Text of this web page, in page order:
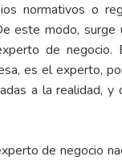
normativos o
este modo, surge
de negocio.
es el experto,
a la realidad, y
de negocio